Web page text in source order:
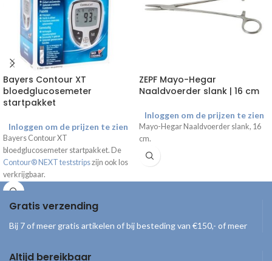
Bayers Contour XT
bloedglucosemeter
startpakket
Inloggen om de prijzen te zien
Bayers Contour XT
bloedglucosemeter startpakket. De
Contour® NEXT teststripszijn ook los
verkrijgbaar.
ZEPF Mayo-Hegar
Naaldvoerder slank | 16 cm
Inloggen om de prijzen te zien
Mayo-Hegar Naaldvoerder slank, 16
cm.
Gratis verzending
Bij 7 of meer gratis artikelen of bij besteding van €150,- of meer
Altijd bereikbaar